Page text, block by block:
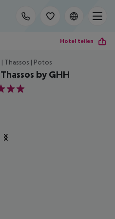
Hotel teilen
Thassos | Potos
by GHH